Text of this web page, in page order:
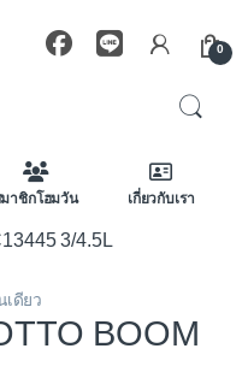
0
มาชิกโฮมวัน เกี่ยวกับเรา
3/4.5L
ดียว
BOOM